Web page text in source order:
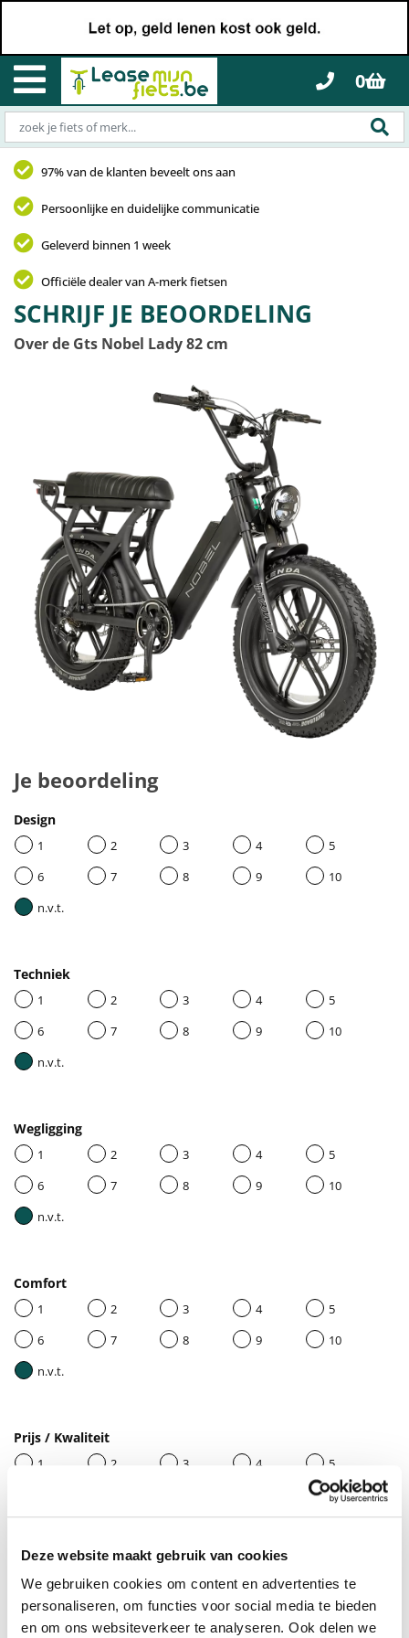
Deze website maakt gebruik van cookies
We gebruiken cookies om content en advertenties te
personaliseren, om functies voor social media te bieden
en om ons websiteverkeer te analyseren. Ook delen we
0
97% van de klanten beveelt ons aan
Persoonlijke en duidelijke communicatie
Geleverd binnen 1 week
Officiële dealer van A-merk fietsen
SCHRIJF JE BEOORDELING
Over de Gts Nobel Lady 82 cm
Je beoordeling
Design
1 2 3 4
5
6
7 8 9
10
n.v.t.
Techniek
1 2 3 4
5
6
7 8 9
10
n.v.t.
Wegligging
1 2 3 4
5
6
7 8 9
10
n.v.t.
Comfort
1 2 3 4
5
6
7 8 9
10
n.v.t.
Prijs / Kwaliteit
1 2 3 4
5
10
Geef je beoordeling een titel